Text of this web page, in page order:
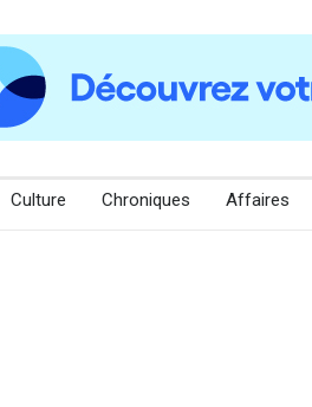
Culture Chroniques Affaires